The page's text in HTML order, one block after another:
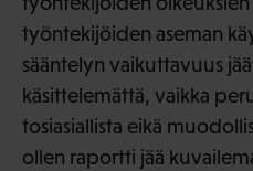
työntekijöiden aseman
sääntelyn vaikuttavuus
käsittelemättä, vaikka
tosiasiallista eikä
ollen raportti jää